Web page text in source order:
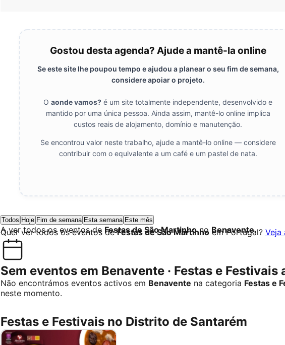
Gostou desta agenda? Ajude a mantê-la online
Se este site lhe poupou tempo e ajudou a planear o seu fim de semana,
considere apoiar o projeto.
O aonde vamos? é um site totalmente independente, desenvolvido e
mantido por uma única pessoa. Ainda assim, mantê-lo online implica
custos reais de alojamento, domínio e manutenção.
Se encontrou valor neste trabalho, ajude a mantê-lo online — considere
contribuir com o equivalente a um café e um pastel de nata.
Todos Hoje Fim de semana Esta semana Este mês
A ver todos os eventos de Festas de São Martinhono Benavente.
Quer ver todos os eventos deFestas de São Martinho em Portugal? Veja
Sem eventos em Benavente · Festas e Festivais
Não encontrámos eventos activos em Benavente na categoria Festas e
neste momento.
Festas e Festivais no Distrito de Santarém